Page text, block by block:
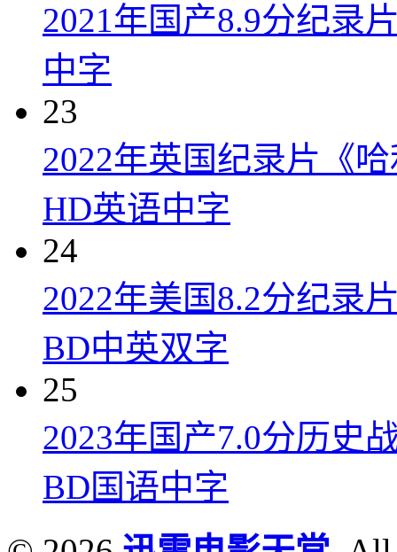
2021年国产8.9分纪录
中字
23
2022年英国纪录片《
HD英语中字
24
2022年美国8.2分纪录
BD中英双字
25
2023年国产7.0分历史
BD国语中字